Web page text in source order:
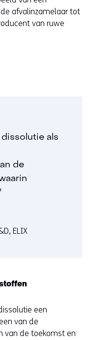
s
i
afvalinzamelaar tot
van ruwe
dissolutie als
de
ELIX
een
van de
van de toekomst en